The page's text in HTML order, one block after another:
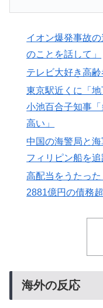
指摘‥」
▶ アメリカ「お前ら
る？」日本「納豆
▶ イチローさん「僕
ゴンボール」【海
▶ スカトロ野郎「今
べられるぞ」←こ
▶
日本旅行キャン
▶ 海外「日本なんて
韓国人「我が国
▶ 韓国人「熊本地震
覧ください」→「
イオン爆発事故
のことを話して」
テレビ大好き高
東京駅近くに「
小池百合子知事
高い」
中国の海警局と
フィリピン船を
高配当をうたっ
2881億円の債務
海外の反応